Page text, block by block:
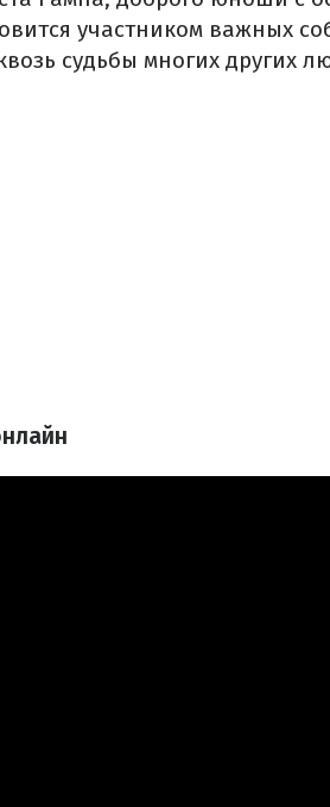
участником важных
судьбы многих других